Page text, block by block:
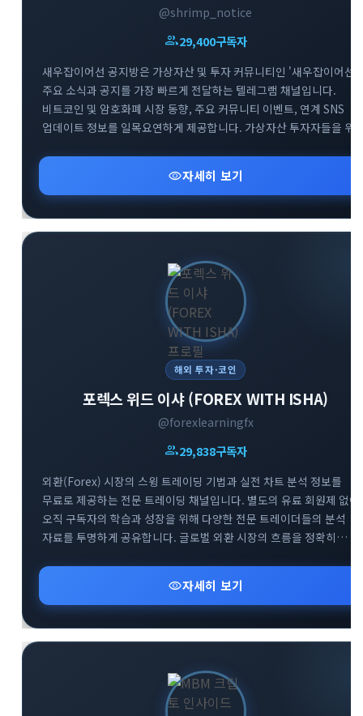
@shrimp_notice
group29,400구독자
새우잡이어선 공지방은 가상자산 및 투자 커뮤니티인 '새우잡이어선'
주요 소식과 공지를 가장 빠르게 전달하는 텔레그램 채널입니다.
비트코인 및 암호화폐 시장 동향, 주요 커뮤니티 이벤트, 연계 SNS
업데이트 정보를 일목요연하게 제공합니다. 가상자산 투자자들을 위
신속하게 확인하실 수 있습니다.
visibility자세히 보기
해외 투자·코인
포렉스 위드 이샤 (FOREX WITH ISHA)
@forexlearningfx
group29,838구독자
외환(Forex) 시장의 스윙 트레이딩 기법과 실전 차트 분석 정보를
무료로 제공하는 전문 트레이딩 채널입니다. 별도의 유료 회원제 없이
오직 구독자의 학습과 성장을 위해 다양한 전문 트레이더들의 분석
자료를 투명하게 공유합니다. 글로벌 외환 시장의 흐름을 정확히
인사이트를 전달합니다. 외환 투자 초보자부터 실전 매매자까지 부담
없이 유용한 금융 정보를 얻어가실 수 있습니다.
visibility자세히 보기